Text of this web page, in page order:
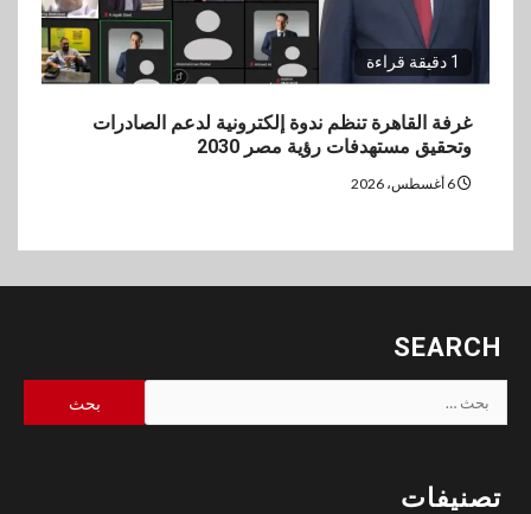
1 دقيقة قراءة
غرفة القاهرة تنظم ندوة إلكترونية لدعم الصادرات
وتحقيق مستهدفات رؤية مصر 2030
SEARCH
البحث
عن:
تصنيفات